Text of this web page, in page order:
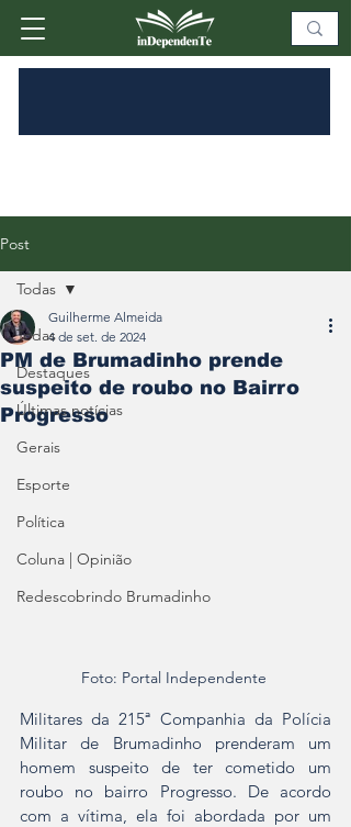
Post
Todas
Destaques
Últimas notícias
Gerais
Esporte
Política
Coluna | Opinião
Redescobrindo Brumadinho
Todas
PM de Brumadinho prende
suspeito de roubo no Bairro
Progresso
Guilherme Almeida
4 de set. de 2024
Foto: Portal Independente
Militares da 215ª Companhia da Polícia
Militar de Brumadinho prenderam um
homem suspeito de ter cometido um
roubo no bairro Progresso. De acordo
com a vítima, ela foi abordada por um